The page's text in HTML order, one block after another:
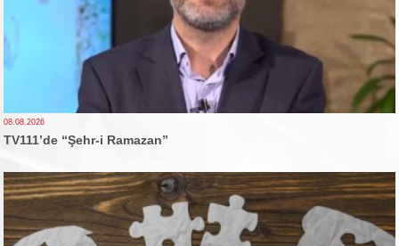
08.08.2026
TV111’de “Şehr-i Ramazan”